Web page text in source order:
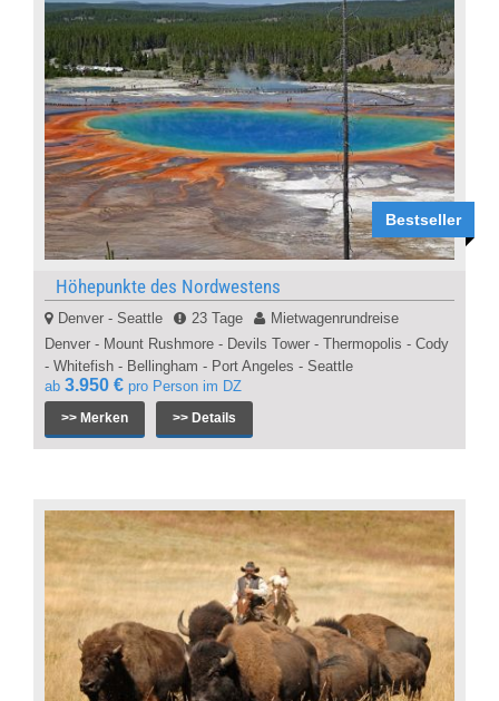
Bestseller
Höhepunkte des Nordwestens
Denver - Seattle 23 Tage
Mietwagenrundreise
Denver - Mount Rushmore - Devils Tower - Thermopolis - Cody
- Whitefish - Bellingham - Port Angeles - Seattle
ab 3.950 € pro Person im DZ
>> Merken >> Details